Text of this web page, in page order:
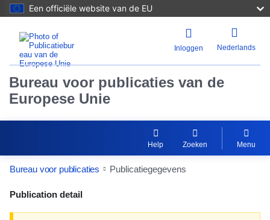
Een officiële website van de EU
Inloggen Nederlands
Bureau voor publicaties van de
Europese Unie
Help Zoeken Menu
Bureau voor publicaties Publicatiegegevens
Publication detail